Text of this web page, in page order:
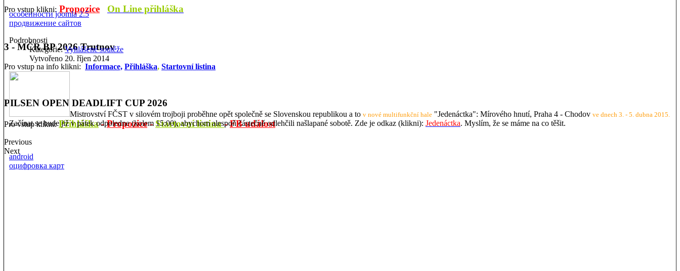
Pro vstup klikni: Propozice On Line přihláška
3 - MČR BP 2026 Trutnov
Pro vstup na info klikni: Informace, Přihláška, Startovní listina
PILSEN OPEN DEADLIFT CUP 2026
Pro vstup klikni:Přihláška-Propozice-Startovní listina-FB událost
Previous
Next
особенности joomla 2.5
продвижение сайтов
Podrobnosti
Kategorie:Vyhlášené soutěže
Vytvořeno 20. říjen 2014
Mistrovství FČST v silovém trojboji proběhne opět společně se Slovenskou republikou a to v nové multifunkční hale "Jedenáctka": Mírového hnutí, Praha 4 - Chodov ve dnech 3. - 5. dubna 2015.
Začínat se bude již v pátek odpoledne (kolem 15:00), abychom alespoň částečně odlehčili našlapané sobotě. Zde je odkaz (klikni): Jedenáctka. Myslím, že se máme na co těšit.
android
оцифровка карт